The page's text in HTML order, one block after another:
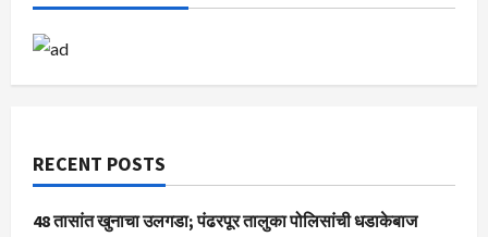
RECENT POSTS
48 तासांत खुनाचा उलगडा; पंढरपूर तालुका पोलिसांची धडाकेबाज